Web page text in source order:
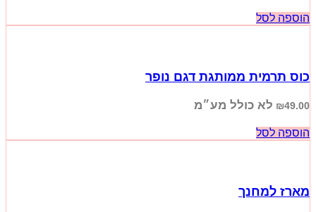
הוספה לסל
כוס תרמית ממותגת דגם נופר
₪49.00 לא כולל מע״מ
הוספה לסל
מארז למחנך